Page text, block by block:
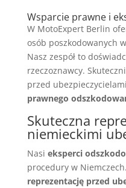
Wsparcie prawne i
W MotoExpert Berlin
osób poszkodowanych
Nasz zespół to
rzeczoznawcy.
przed
prawnego
Skuteczna
niemieckimi
Nasi eksperci
procedury w
reprezentację przed